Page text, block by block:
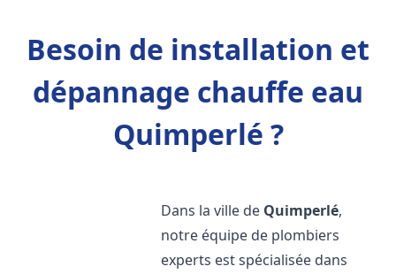
Besoin de installation et
dépannage chauffe eau
Quimperlé ?
Dans la ville de Quimperlé,
notre équipe de plombiers
experts est spécialisée dans